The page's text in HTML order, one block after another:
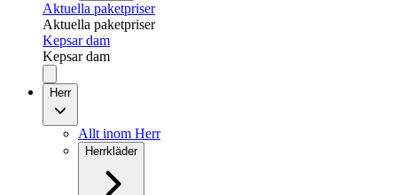
Aktuella paketpriser
Aktuella paketpriser
Kepsar dam
Kepsar dam
Herr
Allt inom Herr
Herrkläder